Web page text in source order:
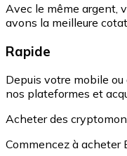
Avec le même argent,
avons la meilleure
Rapide
Depuis votre mobile ou
nos plateformes et
Acheter des
Commencez à acheter